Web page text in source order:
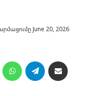
June 20, 2026
MessengerWhatsAppTelegram